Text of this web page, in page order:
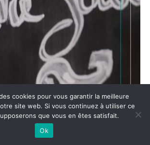
cookies pour vous garantir la meilleure
site web. Si vous continuez à utiliser ce
que vous en êtes satisfait.
Ok